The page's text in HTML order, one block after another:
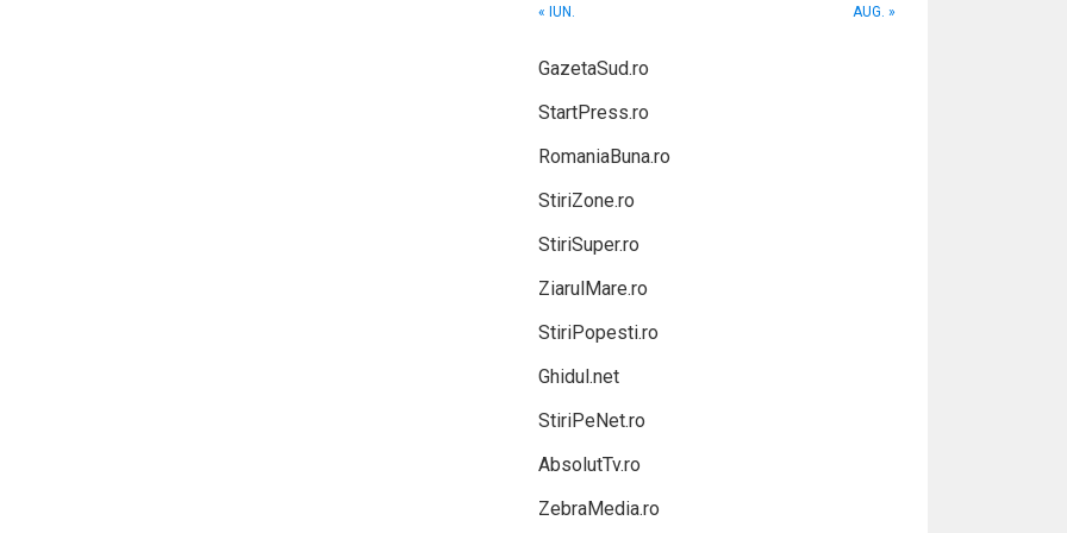
« IUN. AUG. »
GazetaSud.ro
StartPress.ro
RomaniaBuna.ro
StiriZone.ro
StiriSuper.ro
ZiarulMare.ro
StiriPopesti.ro
Ghidul.net
StiriPeNet.ro
AbsolutTv.ro
ZebraMedia.ro